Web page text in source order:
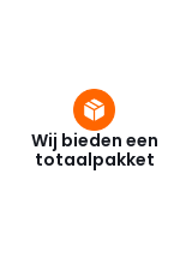
Wij bieden een
totaalpakket